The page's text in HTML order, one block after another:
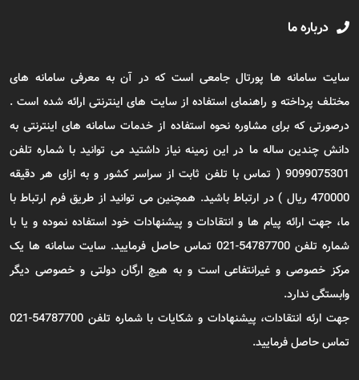
درباره ما
سایت سامانه ها پورتال جامعی است که در آن به معرفی سامانه های
مختلف پرداخته و راهنمای استفاده از سایت های اینترنتی ارائه شده است .
درصورتی که برای مشاوره نحوه استفاده از خدمات سامانه های اینترنتی به
دانش چندین ساله ما در این زمینه نیاز داشتید می توانید با شماره تلفن
9099075301 ( تماس با تلفن ثابت از سراسر کشور و به ازای هر دقیقه
470000 ریال ) در ارتباط باشید. همچنین می توانید از طریق فرم ارتباط با
ما، جهت ارائه پیام ها و انتقادات و پیشنهادات خود استفاده نموده و یا با
شماره تلفن 54787700-021 تماس حاصل فرمایید. سایت سامانه ها یک
مرکز خصوصی و غیرانتفاعی است و به هیچ ارگان دولتی و خصوصی دیگر
وابستگی ندارد.
جهت ارئه انتقادات، پیشنهادات و شکایات با شماره تلفن 54787700-021
تماس حاصل فرمایید.